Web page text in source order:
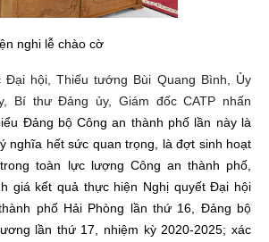
nghi lễ chào cờ
Đại hội, Thiếu tướng Bùi Quang Bình, Ủy
Bí thư Đảng ủy, Giám đốc CATP nhấn
Đảng bộ Công an thành phố lần này là
nghĩa hết sức quan trọng, là đợt sinh hoạt
toàn lực lượng Công an thành phố,
giá kết quả thực hiện Nghị quyết Đại hội
phố Hải Phòng lần thứ 16, Đảng bộ
lần thứ 17, nhiệm kỳ 2020-2025; xác